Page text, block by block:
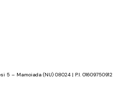
5 – Mamoiada (NU) 08024 | P.I. 01609750912